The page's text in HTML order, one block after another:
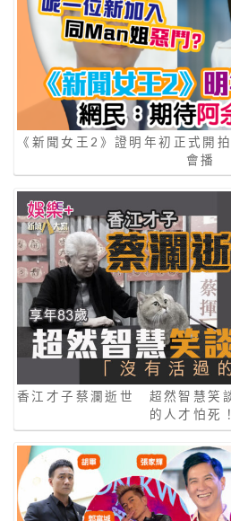
《新聞女王2》證明年初正式開
會播
香江才子蔡瀾逝世 超然智慧笑
的人才怕死